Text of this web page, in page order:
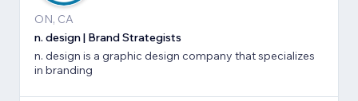
ON, CA
n. design | Brand Strategists
n. design is a graphic design company that specializes
in branding